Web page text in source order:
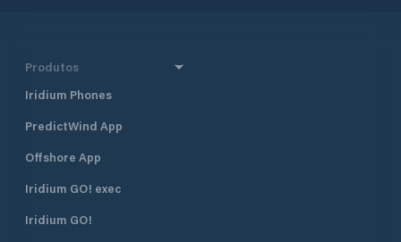
Produtos
Iridium Phones
PredictWind App
Offshore App
Iridium GO! exec
Iridium GO!